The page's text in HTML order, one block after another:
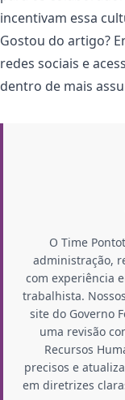
incentivam essa
Gostou do artigo?
redes sociais e
dentro de mais
O Time
administração,
com experiência
trabalhista.
site do Governo
uma revisão
Recursos
precisos e
em diretrizes